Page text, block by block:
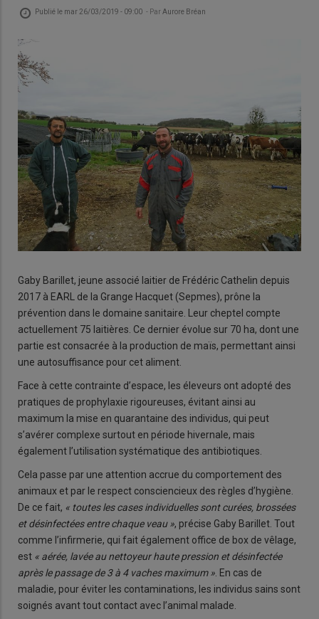
Publié le mar 26/03/2019 - 09:00 - Par Aurore Bréan
Gaby Barillet, jeune associé laitier de Frédéric Cathelin depuis
2017 à EARL de la Grange Hacquet (Sepmes), prône la
prévention dans le domaine sanitaire. Leur cheptel compte
actuellement 75 laitières. Ce dernier évolue sur 70 ha, dont une
partie est consacrée à la production de maïs, permettant ainsi
une autosuffisance pour cet aliment.
Face à cette contrainte d’espace, les éleveurs ont adopté des
pratiques de prophylaxie rigoureuses, évitant ainsi au
maximum la mise en quarantaine des individus, qui peut
s’avérer complexe surtout en période hivernale, mais
également l’utilisation systématique des antibiotiques.
Cela passe par une attention accrue du comportement des
animaux et par le respect consciencieux des règles d’hygiène.
De ce fait, « toutes les cases individuelles sont curées, brossées
et désinfectées entre chaque veau », précise Gaby Barillet. Tout
comme l’infirmerie, qui fait également office de box de vêlage,
est « aérée, lavée au nettoyeur haute pression et désinfectée
après le passage de 3 à 4 vaches maximum ». En cas de
maladie, pour éviter les contaminations, les individus sains sont
soignés avant tout contact avec l’animal malade.